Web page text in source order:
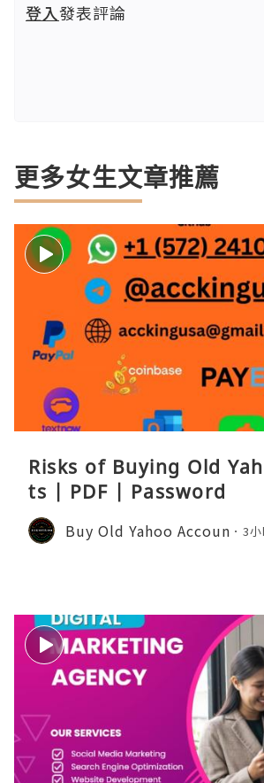
登入發表評論
更多女生文章推薦
Risks of Buying Old
ts | PDF | Password
Buy Old Yahoo Accoun 3